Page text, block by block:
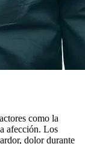
como la
afección. Los
dolor durante